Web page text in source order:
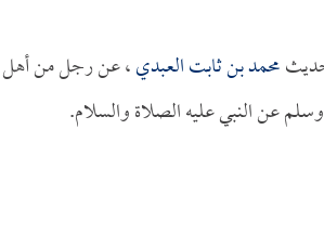
محمد بن ثابت العبدي، عن رجل من أهل
عن النبي عليه الصلاة والسلام.